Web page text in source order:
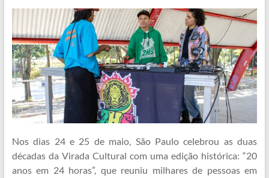
Nos dias 24 e 25 de maio, São Paulo celebrou as duas
décadas da Virada Cultural com uma edição histórica: “20
anos em 24 horas”, que reuniu milhares de pessoas em